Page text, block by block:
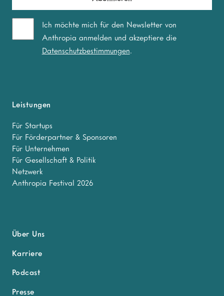
Ich möchte mich für den Newsletter von
Anthropia anmelden und akzeptiere die
Datenschutzbestimmungen.
Leistungen
Für Startups
Für Förderpartner & Sponsoren
Für Unternehmen
Für Gesellschaft & Politik
Netzwerk
Anthropia Festival 2026
Über Uns
Karriere
Podcast
Presse